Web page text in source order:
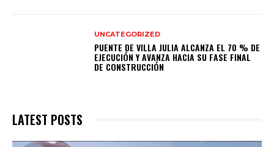
UNCATEGORIZED
PUENTE DE VILLA JULIA ALCANZA EL 70 % DE
EJECUCIÓN Y AVANZA HACIA SU FASE FINAL
DE CONSTRUCCIÓN
LATEST POSTS